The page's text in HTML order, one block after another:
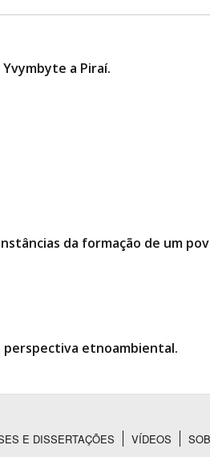
a Piraí.
da formação de um
perspectiva etnoambiental.
E DISSERTAÇÕES VÍDEOS